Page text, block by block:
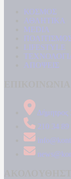
ΚΟΣΜΟΣ
ΑΘΛΗΤΙΚΑ
MEDIA
LIFESTYLE
ΑΠΟΨΕΙΣ
Δήμητρος
210 34 89